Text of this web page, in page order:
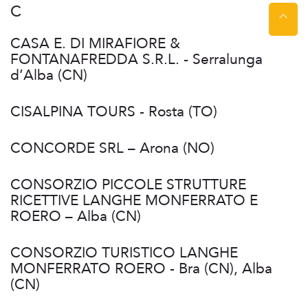
C
CASA E. DI MIRAFIORE &
FONTANAFREDDA S.R.L. - Serralunga
d’Alba (CN)
CISALPINA TOURS - Rosta (TO)
CONCORDE SRL – Arona (NO)
CONSORZIO PICCOLE STRUTTURE
RICETTIVE LANGHE MONFERRATO E
ROERO – Alba (CN)
CONSORZIO TURISTICO LANGHE
MONFERRATO ROERO - Bra (CN), Alba
(CN)